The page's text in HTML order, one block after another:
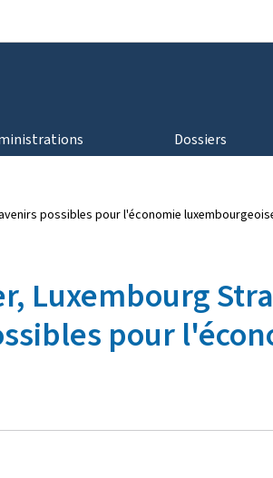
Dossiers
possibles pour l'économie
Luxembourg
pour